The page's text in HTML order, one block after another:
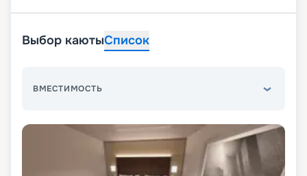
Выбор каютыСписок
ВМЕСТИМОСТЬ